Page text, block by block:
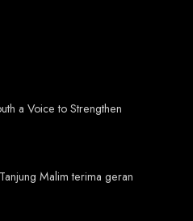
a Voice to Strengthen
Malim terima geran